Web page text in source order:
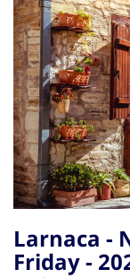
Larnaca -
Friday -